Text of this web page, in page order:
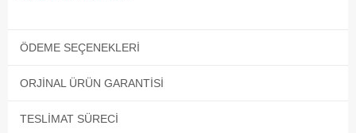
ÖDEME SEÇENEKLERI
ORJINAL ÜRÜN GARANTISI
TESLIMAT SÜRECI